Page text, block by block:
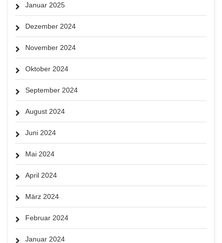
Januar 2025
Dezember 2024
November 2024
Oktober 2024
September 2024
August 2024
Juni 2024
Mai 2024
April 2024
März 2024
Februar 2024
Januar 2024